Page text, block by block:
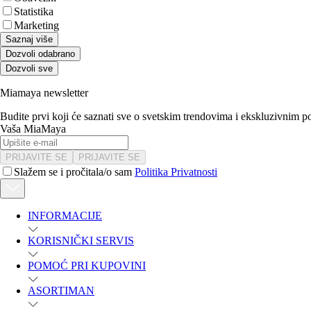
Statistika
Marketing
Saznaj više
Dozvoli odabrano
Dozvoli sve
Miamaya newsletter
Budite prvi koji će saznati sve o svetskim trendovima i ekskluzivnim
Vaša MiaMaya
PRIJAVITE SE PRIJAVITE SE
Slažem se i pročitala/o sam Politika Privatnosti
INFORMACIJE
KORISNIČKI SERVIS
POMOĆ PRI KUPOVINI
ASORTIMAN